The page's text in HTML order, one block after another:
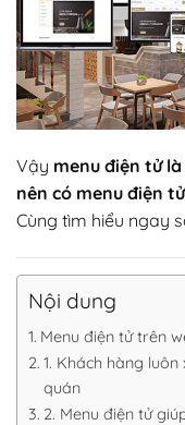
Vậy menu điện tử là
nên có menu điện
Cùng tìm hiểu ngay
Nội dung
Menu điện tử trên
1. Khách hàng
quán
2. Menu điện tử